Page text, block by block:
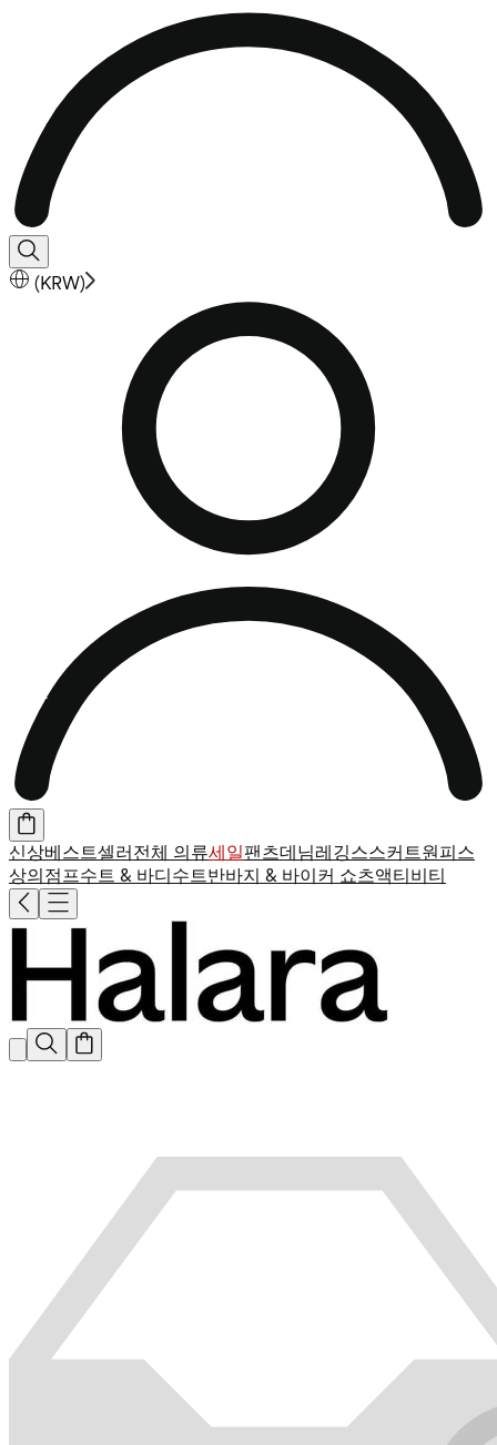
(KRW)
신상베스트셀러 전체 의류세일팬츠데님레깅스스커트원피스
상의 점프수트 & 바디수트반바지 & 바이커 쇼츠액티비티